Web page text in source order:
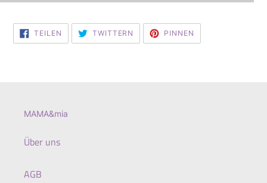
TEILEN
FACEBOOK
TEILEN
TWITTERN
TWITTER
TWITTERN
PINNEN
PINNEN
MAMA&mia
Über uns
AGB